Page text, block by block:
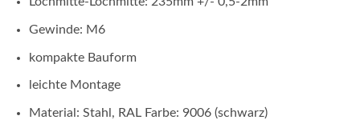
Gewinde: M6
kompakte Bauform
leichte Montage
Material: Stahl, RAL Farbe: 9006 (schwarz)